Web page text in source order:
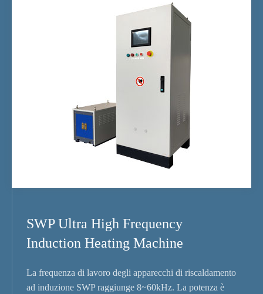
SWP Ultra High Frequency
Induction Heating Machine
La frequenza di lavoro degli apparecchi di riscaldamento
ad induzione SWP raggiunge 8~60kHz. La potenza è